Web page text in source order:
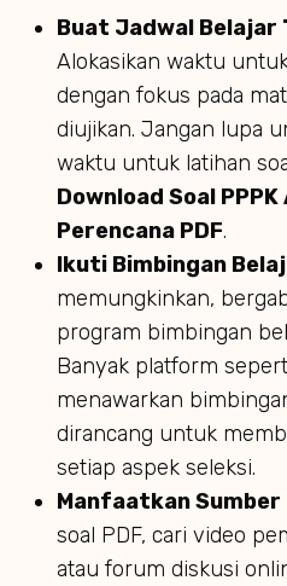
Buat Jadwal
Alokasikan waktu
dengan fokus pada
diujikan. Jangan lupa
waktu untuk latihan
Download Soal
Perencana PDF.
Ikuti Bimbingan
memungkinkan,
program bimbingan
Banyak platform
menawarkan
dirancang untuk
setiap aspek seleksi.
Manfaatkan Sumber
soal PDF, cari video
atau forum diskusi